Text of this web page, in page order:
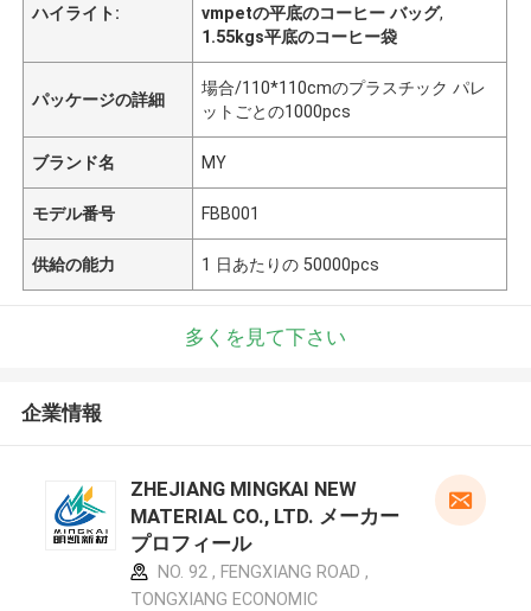
ハイライト:
vmpetの平底のコーヒー バッグ,
1.55kgs平底のコーヒー袋
パッケージの詳細
場合/110*110cmのプラスチック パレ
ットごとの1000pcs
ブランド名 MY
モデル番号 FBB001
供給の能力 1 日あたりの 50000pcs
多くを見て下さい
企業情報
ZHEJIANG MINGKAI NEW
MATERIAL CO., LTD. メーカー
プロフィール
NO. 92 , FENGXIANG ROAD ,
TONGXIANG ECONOMIC